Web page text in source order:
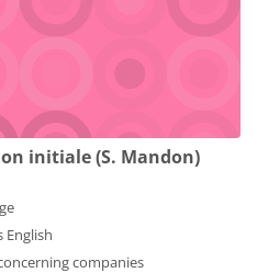
initiale (S. Mandon)
English
companies